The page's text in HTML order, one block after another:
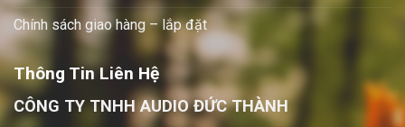
Chính sách giao hàng – lắp đặt
Thông Tin Liên Hệ
CÔNG TY TNHH AUDIO ĐỨC THÀNH